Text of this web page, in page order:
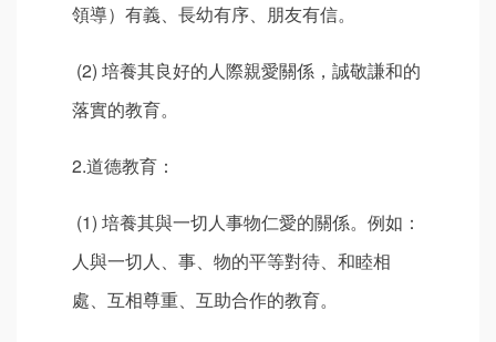
領導）有義、長幼有序、朋友有信。
(2) 培養其良好的人際親愛關係，誠敬謙和的
落實的教育。
2.道德教育：
(1) 培養其與一切人事物仁愛的關係。例如：
人與一切人、事、物的平等對待、和睦相
處、互相尊重、互助合作的教育。